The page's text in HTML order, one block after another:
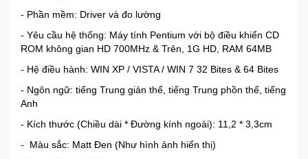
- Phần mềm: Driver và đo lường
- Yêu cầu hệ thống: Máy tính Pentium với bộ điều khiển CD
ROM không gian HD 700MHz & Trên, 1G HD, RAM 64MB
- Hệ điều hành: WIN XP / VISTA / WIN 7 32 Bites & 64 Bites
- Ngôn ngữ: tiếng Trung giản thể, tiếng Trung phồn thể, tiếng
Anh
- Kích thước (Chiều dài * Đường kính ngoài): 11,2 * 3,3cm
- Màu sắc: Matt Đen (Như hình ảnh hiển thị)